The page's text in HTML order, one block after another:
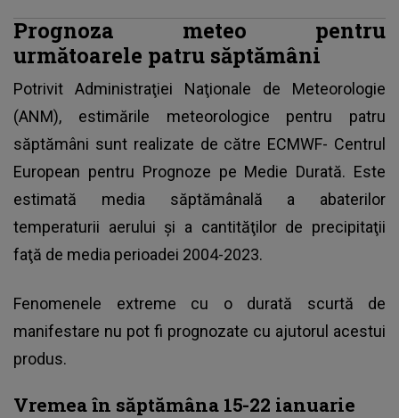
Prognoza meteo pentru
următoarele patru săptămâni
Potrivit Administraţiei Naţionale de Meteorologie
(ANM), estimările meteorologice pentru patru
săptămâni sunt realizate de către ECMWF- Centrul
European pentru Prognoze pe Medie Durată. Este
estimată media săptămânală a abaterilor
temperaturii aerului şi a cantităţilor de precipitaţii
faţă de media perioadei 2004-2023.
Fenomenele extreme cu o durată scurtă de
manifestare nu pot fi prognozate cu ajutorul acestui
produs.
Vremea în săptămâna 15-22 ianuarie